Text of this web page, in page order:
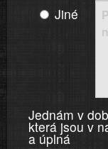
Jiné
Jednám v
která jsou v
a úplná